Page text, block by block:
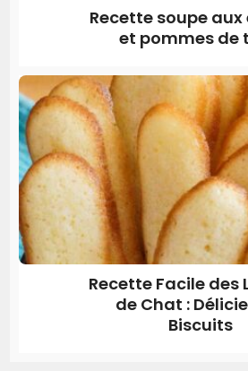
Recette soupe
et pommes de
Recette Facile des
de Chat :
Biscuits